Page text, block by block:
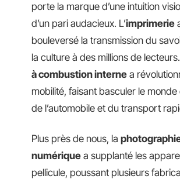
porte la marque d’une intuition
d’un pari audacieux. L’imprimerie
bouleversé la transmission du
la culture à des millions de
à combustion interne a
mobilité, faisant basculer le monde
de l’automobile et du transport
Plus près de nous, la
numérique a supplanté les
pellicule, poussant plusieurs